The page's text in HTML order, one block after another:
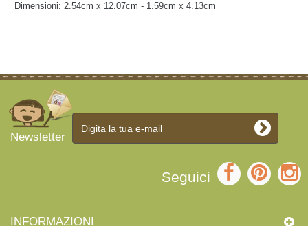
Dimensioni: 2.54cm x 12.07cm - 1.59cm x 4.13cm
Newsletter
Seguici
INFORMAZIONI